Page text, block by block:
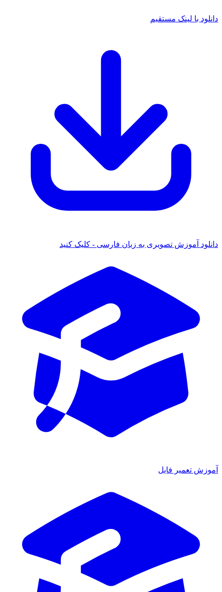
با لینک مستقیم
آموزش تصویری به زبان فارسی - کلیک کنید
تعمیر فایل